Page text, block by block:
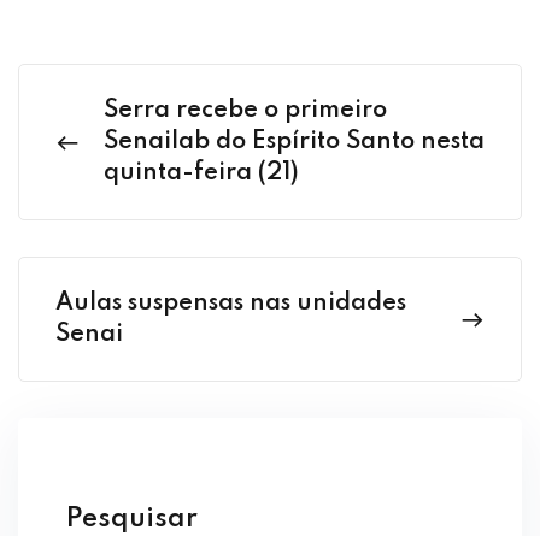
Serra recebe o primeiro
Senailab do Espírito Santo nesta
quinta-feira (21)
Aulas suspensas nas unidades
Senai
Pesquisar